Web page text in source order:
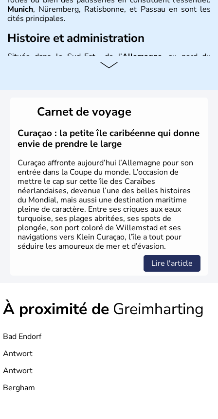
Munich, Nüremberg, Ratisbonne, et Passau en sont les
cités principales.
Histoire et administration
Située dans le Sud-Est de l’Allemagne , au nord du
fait partie des seize
conservateur.Carnet de voyage
Curaçao : la petite île caribéenne qui donne
envie de prendre le large
Curaçao affronte aujourd’hui l’Allemagne pour son
entrée dans la Coupe du monde. L’occasion de
mettre le cap sur cette île des Caraïbes
néerlandaises, devenue l’une des belles histoires
du Mondial, mais aussi une destination maritime
pleine de caractère. Entre ses criques aux eaux
turquoise, ses plages abritées, ses spots de
plongée, son port coloré de Willemstad et ses
navigations vers Klein Curaçao, l’île a tout pour
séduire les amoureux de mer et d’évasion.
Lire l'article
À proximité de Greimharting
Bad Endorf
Antwort
Antwort
Bergham